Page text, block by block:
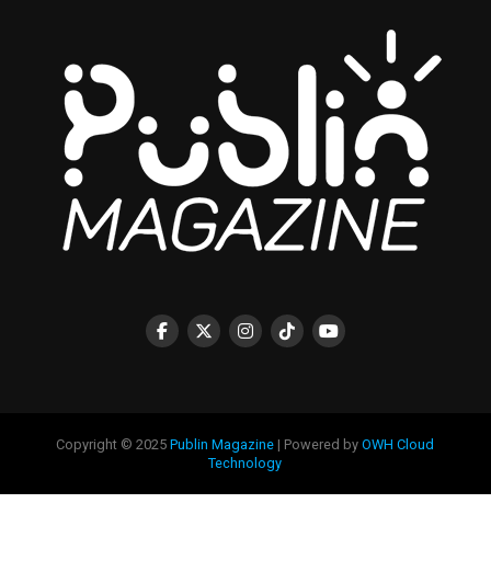
Copyright © 2025Publin Magazine | Powered byOWH Cloud
Technology